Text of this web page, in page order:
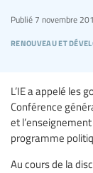
renouveau et
Publié 7 novembre
L’IE a appelé les
Conférence
et
programme
Au cours de la